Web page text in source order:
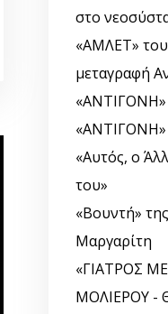
στο
«ΑΜΛΕΤ» του
μεταγραφή
«Αυτός, o
του»
«Βουντή»
Μαργαρίτη
«ΓΙΑΤΡΟΣ
ΜΟΛΙΕΡΟΥ -